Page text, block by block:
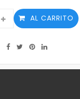
AL CARRITO